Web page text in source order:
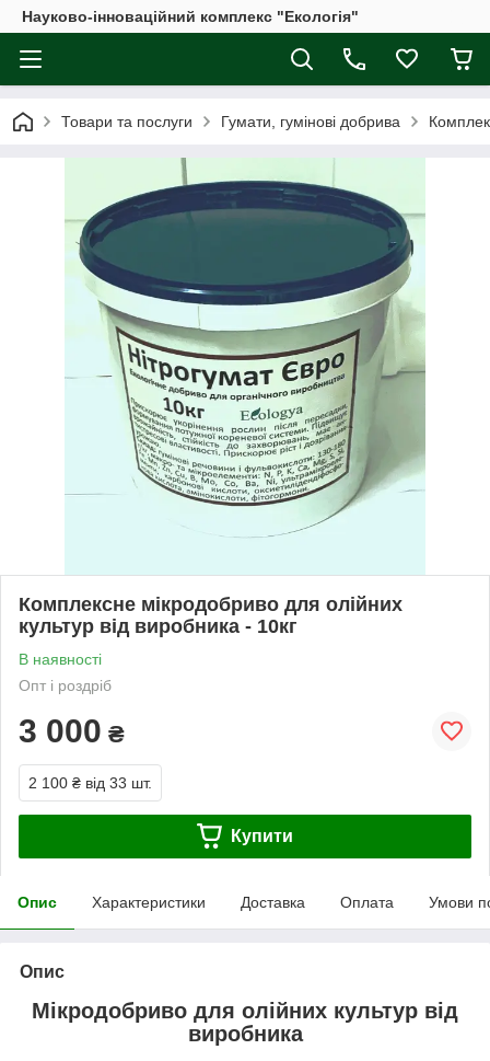
Науково-інноваційний комплекс "Екологія"
Товари та послуги Гумати, гумінові добрива
Комплексне мікродобриво для олійних
культур від виробника - 10кг
В наявності
Опт і роздріб
3 000 ₴
2 100 ₴ від 33 шт.
Купити
Опис Характеристики Доставка Оплата Умови
Опис
Мікродобриво для олійних культур від
виробника